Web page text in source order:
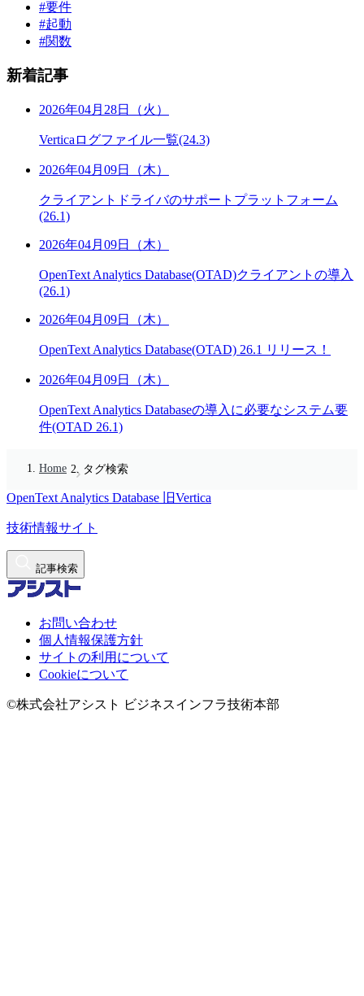
#要件
#起動
#関数
新着記事
2026年04月28日（火）
Verticaログファイル一覧(24.3)
2026年04月09日（木）
クライアントドライバのサポートプラットフォーム
(26.1)
2026年04月09日（木）
OpenText Analytics Database(OTAD)クライアントの導入
(26.1)
2026年04月09日（木）
OpenText Analytics Database(OTAD) 26.1 リリース！
2026年04月09日（木）
OpenText Analytics Databaseの導入に必要なシステム要
件(OTAD 26.1)
Home タグ検索
OpenText Analytics Database 旧Vertica
技術情報サイト
記事検索
お問い合わせ
個人情報保護方針
サイトの利用について
Cookieについて
©株式会社アシスト ビジネスインフラ技術本部